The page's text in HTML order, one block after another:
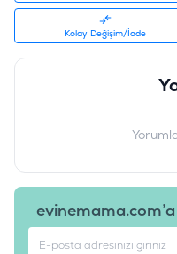
Kolay Değişim/İade